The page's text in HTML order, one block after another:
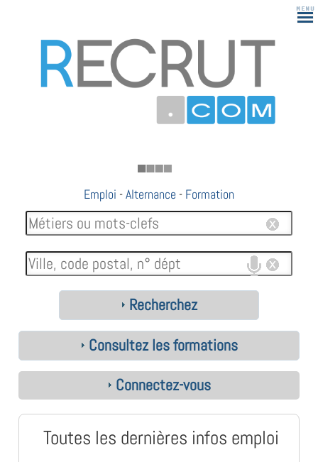
183
Emploi -Alternance - Formation
Recherchez
Consultez les formations
Connectez-vous
Toutes les dernières infos emploi